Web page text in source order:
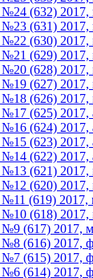
№24 (632)
№23 (631)
№22 (630) 2017,
№21 (629) 2017,
№20 (628) 2017,
№19 (627) 2017,
№18 (626) 2017,
(625) 2017,
(624) 2017,
(623) 2017,
(622) 2017,
(621) 2017,
(620) 2017,
(619) 2017,
(618) 2017,
(617) 2017,
(616) 2017,
(615) 2017,
(614) 2017,